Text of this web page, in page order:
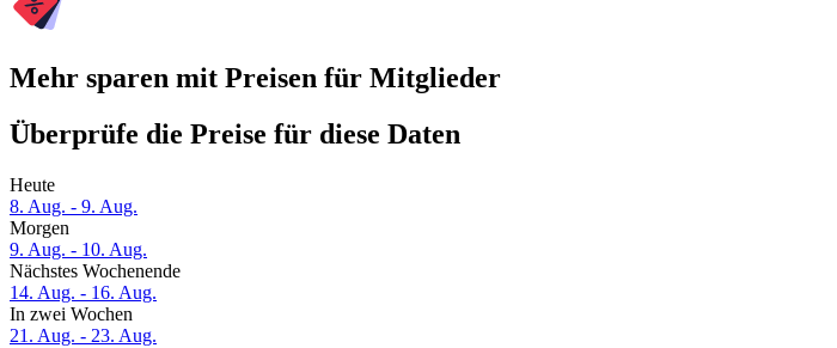
Mehr sparen mit Preisen für Mitglieder
Überprüfe die Preise für diese Daten
Heute
8. Aug. - 9. Aug.
Morgen
9. Aug. - 10. Aug.
Nächstes Wochenende
14. Aug. - 16. Aug.
In zwei Wochen
21. Aug. - 23. Aug.